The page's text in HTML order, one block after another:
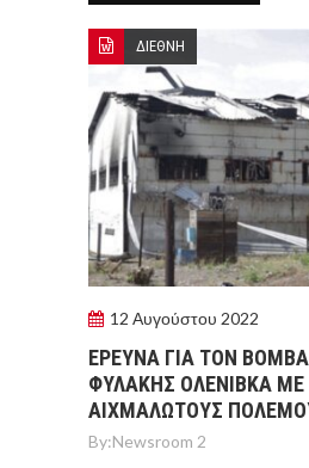
ΔΙΕΘΝΗ
12 Αυγούστου 2022
EΡΕΥΝΑ ΓΙΑ ΤΟΝ
ΦΥΛΑΚΗΣ ΟΛΕΝΙΒΚΑ
ΑΙΧΜΑΛΩΤΟΥΣ
By:Newsroom 2